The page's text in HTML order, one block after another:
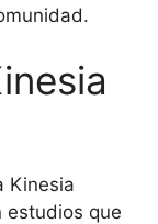
Kinesia
estudios que